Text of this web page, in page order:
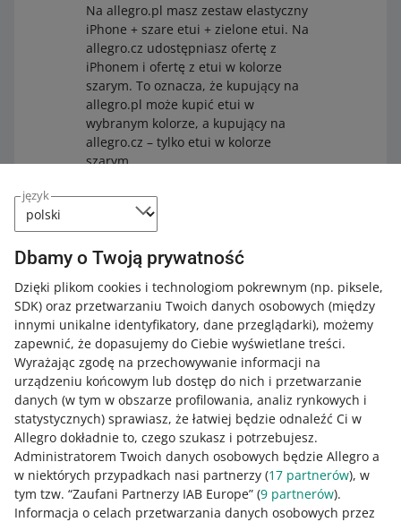
język
Dbamy o Twoją prywatność
Dzięki plikom cookies i technologiom pokrewnym (np. piksele,
SDK) oraz przetwarzaniu Twoich danych osobowych (między
innymi unikalne identyfikatory, dane przeglądarki), możemy
zapewnić, że dopasujemy do Ciebie wyświetlane treści.
Wyrażając zgodę na przechowywanie informacji na
urządzeniu końcowym lub dostęp do nich i przetwarzanie
danych (w tym w obszarze profilowania, analiz rynkowych i
statystycznych) sprawiasz, że łatwiej będzie odnaleźć Ci w
Allegro dokładnie to, czego szukasz i potrzebujesz.
Administratorem Twoich danych osobowych będzie Allegro a
w niektórych przypadkach nasi partnerzy (17 partnerów), w
tym tzw. “Zaufani Partnerzy IAB Europe” (9 partnerów).
Informacja o celach przetwarzania danych osobowych przez
Na allegro.pl masz zestaw elastyczny
iPhone + szare etui + zielone etui. Na
allegro.cz udostępniasz ofertę z
iPhonem i ofertę z etui w kolorze
szarym. To oznacza, że kupujący na
allegro.pl może kupić etui w
wybranym kolorze, a kupujący na
allegro.cz – tylko etui w kolorze
szarym.
Jeśli oferta z Twojego zestawu zostanie zakończona,
przestaniemy wyświetlać ją jako możliwą do zakupu w
zestawie. Pokażemy ją w zestawie ponownie, jeśli ją
wznowisz. Gdy tylko jedna oferta będzie aktywna –
przestaniemy wyświetlać taki zestaw klientom. Pokażemy
go ponownie, gdy wznowisz zakończone oferty.
Status oferty sprawdzisz w zakładceMój asortyment. Aby
sprawdzić, która oferta jest dostępna do zakupu w
zestawie na wybranym rynku, przejdź do sekcji
elastycznei edycji zestawu. Dostępność oferty do
zakupu w zestawie oznaczamy odpowiednią flagą – na
przykład dla zestawu dostępnego na allegro.pl i
allegro.cz wyświetlimy flagę Polski i Czech.